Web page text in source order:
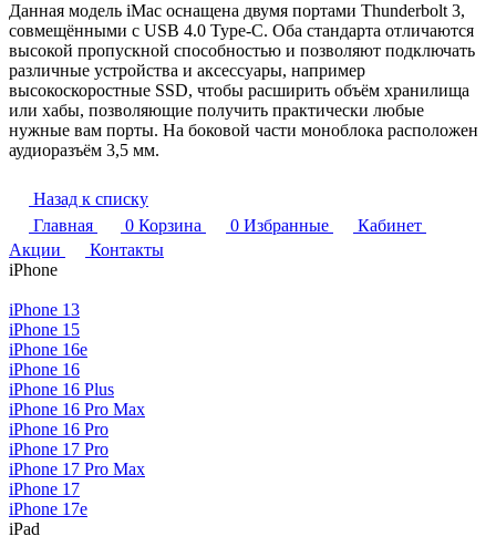
Данная модель iMac оснащена двумя портами Thunderbolt 3,
совмещёнными с USB 4.0 Type-C. Оба стандарта отличаются
высокой пропускной способностью и позволяют подключать
различные устройства и аксессуары, например
высокоскоростные SSD, чтобы расширить объём хранилища
или хабы, позволяющие получить практически любые
нужные вам порты. На боковой части моноблока расположен
аудиоразъём 3,5 мм.
Назад к списку
Главная
0 Корзина 0 Избранные
Кабинет
Акции
Контакты
iPhone
iPhone 13
iPhone 15
iPhone 16e
iPhone 16
iPhone 16 Plus
iPhone 16 Pro Max
iPhone 16 Pro
iPhone 17 Pro
iPhone 17 Pro Max
iPhone 17
iPhone 17e
iPad